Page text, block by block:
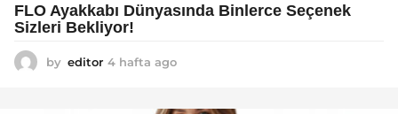
FLO Ayakkabı Dünyasında Binlerce Seçenek
Sizleri Bekliyor!
by editor 4 hafta ago